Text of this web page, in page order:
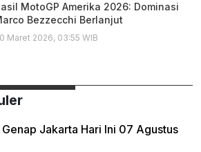
MotoGP Amerika 2026: Dominasi
Bezzecchi Berlanjut
Maret 2026, 03:55 WIB
Jakarta Hari Ini 07 Agustus